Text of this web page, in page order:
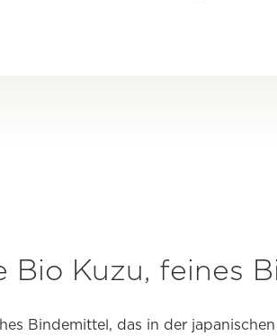
Bio Kuzu, feines
Bindemittel, das in der